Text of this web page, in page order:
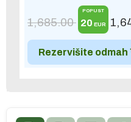
1,685.00
POPUST
20 EUR
Rezervišite odmah